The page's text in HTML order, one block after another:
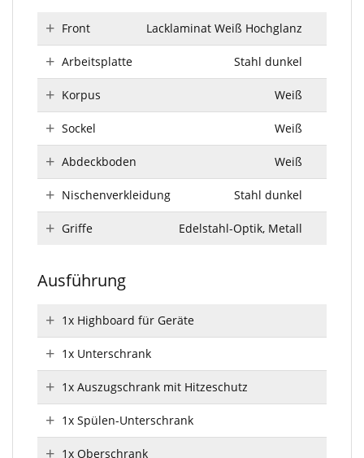
Front Lacklaminat Weiß Hochglanz
Arbeitsplatte Stahl dunkel
Korpus Weiß
Sockel Weiß
Abdeckboden Weiß
Nischenverkleidung Stahl dunkel
Griffe Edelstahl-Optik, Metall
Ausführung
1x Highboard für Geräte
1x Unterschrank
1x Auszugschrank mit Hitzeschutz
1x Spülen-Unterschrank
1x Oberschrank